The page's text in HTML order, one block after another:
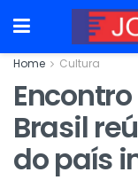
Home Cultura
Brasil
do país